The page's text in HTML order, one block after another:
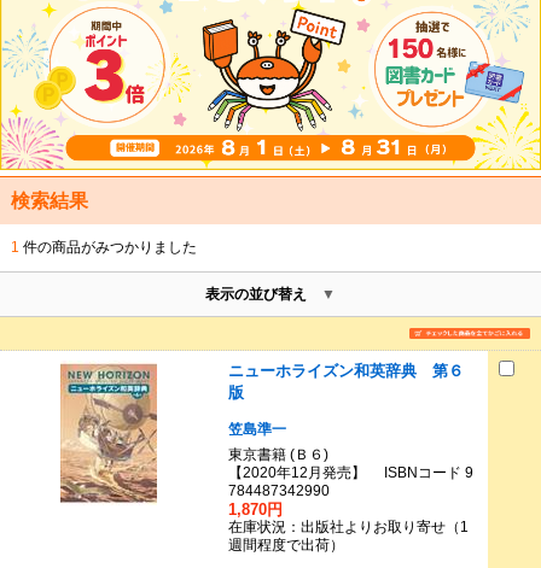
検索結果
1 件の商品がみつかりました
表示の並び替え
ニューホライズン和英辞典 第６
版
笠島準一
東京書籍 (Ｂ６)
【2020年12月発売】 ISBNコード 9
784487342990
1,870円
在庫状況：出版社よりお取り寄せ（1
週間程度で出荷）